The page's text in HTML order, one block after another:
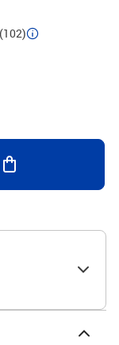
(102)